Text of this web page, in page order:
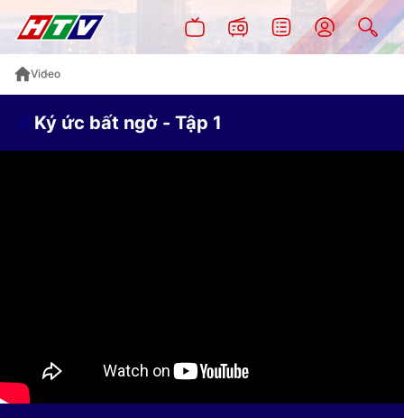
Video
Ký ức bất ngờ - Tập 1